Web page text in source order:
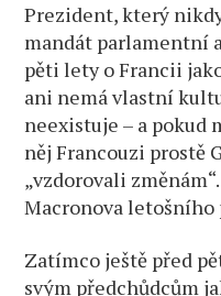
Prezident, který
mandát parlamentní
pěti lety o Francii
ani nemá vlastní
neexistuje – a pokud
něj Francouzi prostě
„vzdorovali
Macronova
Zatímco ještě před
svým předchůdcům